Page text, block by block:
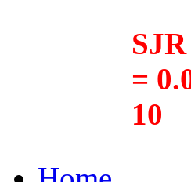
=
10